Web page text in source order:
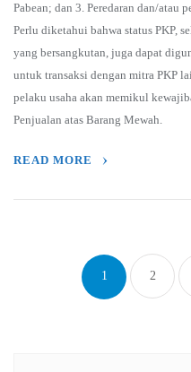
Pabean; dan 3. Peredaran dan/atau
Perlu diketahui bahwa status PKP,
yang bersangkutan, juga dapat
untuk transaksi dengan mitra PKP
pelaku usaha akan memikul
Penjualan atas Barang Mewah.
READ MORE
navigation
1 2